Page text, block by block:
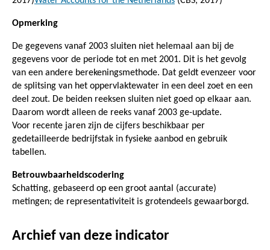
Opmerking
De gegevens vanaf 2003 sluiten niet helemaal aan bij de
gegevens voor de periode tot en met 2001. Dit is het gevolg
van een andere berekeningsmethode. Dat geldt evenzeer voor
de splitsing van het oppervlaktewater in een deel zoet en een
deel zout. De beiden reeksen sluiten niet goed op elkaar aan.
Daarom wordt alleen de reeks vanaf 2003 ge-update.
Voor recente jaren zijn de cijfers beschikbaar per
gedetailleerde bedrijfstak in fysieke aanbod en gebruik
tabellen.
Betrouwbaarheidscodering
Schatting, gebaseerd op een groot aantal (accurate)
metingen; de representativiteit is grotendeels gewaarborgd.
Archief van deze indicator